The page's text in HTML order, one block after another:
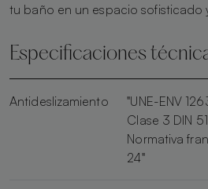
tu baño en un espacio sofisticado
Especificaciones
Antideslizamiento
"UNE-ENV
Clase 3 DIN
Normativa
24"